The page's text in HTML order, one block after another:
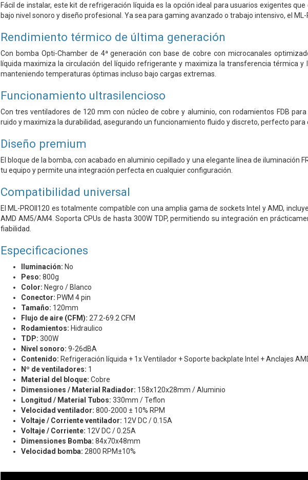
Fácil de instalar, este kit de refrigeración líquida es la opción ideal para usuarios exigentes
bajo nivel sonoro y diseño profesional. Ya sea para gaming avanzado o trabajo intensivo, el
Rendimiento térmico de última generación
Con bomba Opti-Chamber de 4ª generación con base de cobre con microcanales
líquida maximiza la circulación del líquido refrigerante y maximiza la transferencia térmica y
manteniendo temperaturas óptimas incluso bajo cargas extremas.
Funcionamiento ultrasilencioso
Con tres ventiladores de 120 mm con núcleo de cobre y aluminio, con rodamientos FDB
ruido y maximiza la durabilidad, asegurando un funcionamiento fluido y discreto, perfecto
Diseño premium
El bloque de la bomba, con acabado en aluminio cepillado y una elegante línea de iluminación
tu equipo y permite una integración perfecta en cualquier configuración.
Compatibilidad universal
El ML-PROII120 es totalmente compatible con una amplia gama de sockets Intel y AMD,
AMD AM5/AM4. Soporta CPUs de hasta 300W TDP, permitiendo su integración en
fiabilidad.
Especificaciones
Iluminación: No
Peso: 800g
Color: Negro / Blanco
Conector: PWM 4 pin
Tamaño: 120mm
Flujo de aire (CFM): 27.2-69.2 CFM
Rodamientos: Hidraulico
TDP: 300W
Nivel sonoro: 9-26dBA
Contenido: Refrigeración líquida + 1x Ventilador + Soporte backplate Intel + Anclajes
Nº de ventiladores: 1
Material del bloque: Cobre
Dimensiones / Material Radiador: 158x120x28mm / Aluminio
Longitud / Material Tubos: 330mm / Teflon
Velocidad ventilador: 800-2000 ± 10% RPM
Voltaje / Corriente ventilador: 12V DC / 0.15A
Voltaje / Corriente: 12V DC / 0.25A
Dimensiones Bomba: 84x70x48mm
Velocidad bomba: 2800 RPM±10%